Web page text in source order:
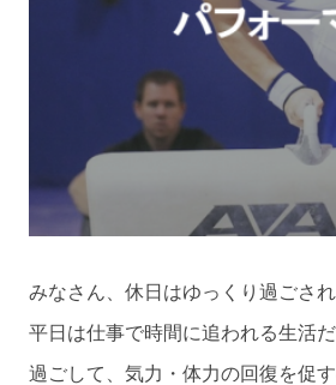
みなさん、休日はゆっくり過ごさ
平日は仕事で時間に追われる生活
過ごして、気力・ 体力の回復を促